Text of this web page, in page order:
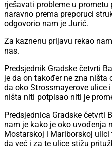
rješavati probleme u
naravno prema preporuci
odgovorio nam je Jurić.
Za kaznenu prijavu rekao
nas.
Predsjednik Gradske četvrti
je da on također ne zna ništa
da oko Strossmayerove ulice
ništa niti potpisao niti je
Predsjednica Gradske četvrti
nam je kako je oko uvođenja
Mostarskoj i Mariborskoj
da već i za te ulice stižu